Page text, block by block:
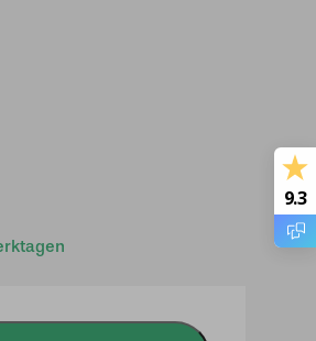
9.3